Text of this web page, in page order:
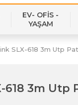
EV- OFİS -
YAŞAM
SLX-618 3m Utp
618 3m Utp